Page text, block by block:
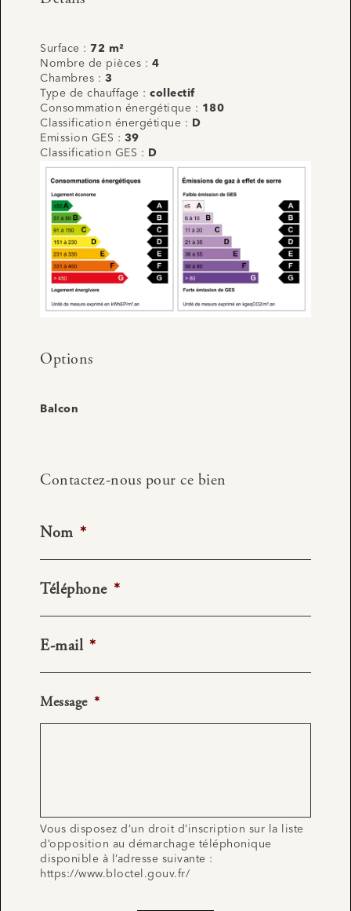
Surface : 72 m²
Nombre de pièces : 4
Chambres : 3
Type de chauffage : collectif
Consommation énergétique : 180
Classification énergétique :
D
Emission GES : 39
Classification GES :
D
Options
Balcon
Contactez-nous pour ce bien
Nom *
Téléphone *
E-mail *
Message *
Vous disposez d’un droit d’inscription sur la liste
d’opposition au démarchage téléphonique
disponible à l’adresse suivante :
https://www.bloctel.gouv.fr/